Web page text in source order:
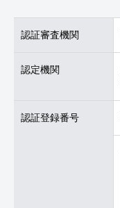
認証審査機関
認定機関
認証登録番号